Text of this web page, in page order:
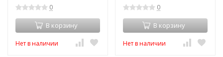
0
В корзину
Нет в наличии
0
В корзину
Нет в наличии